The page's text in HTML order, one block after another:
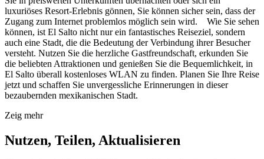
luxuriöses Resort-Erlebnis gönnen, Sie können sicher sein, dass der
Zugang zum Internet problemlos möglich sein wird. Wie Sie sehen
können, ist El Salto nicht nur ein fantastisches Reiseziel, sondern
auch eine Stadt, die die Bedeutung der Verbindung ihrer Besucher
versteht. Nutzen Sie die herzliche Gastfreundschaft, erkunden Sie
die beliebten Attraktionen und genießen Sie die Bequemlichkeit, in
El Salto überall kostenloses WLAN zu finden. Planen Sie Ihre Reise
jetzt und schaffen Sie unvergessliche Erinnerungen in dieser
bezaubernden mexikanischen Stadt.
Zeig mehr
Nutzen, Teilen, Aktualisieren